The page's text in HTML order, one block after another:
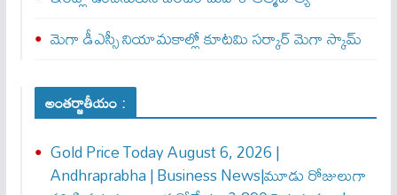
మెగా డీఎస్సీ నియామకాల్లో కూటమి సర్కార్ మెగా స్కామ్
అంతర్జాతీయం :
Gold Price Today August 6, 2026 |
Andhraprabha | Business News|మూడు రోజులుగా